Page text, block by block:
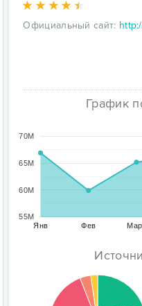
Официальный сайт:
График
Янв Фев
55M
60M
65M
70M